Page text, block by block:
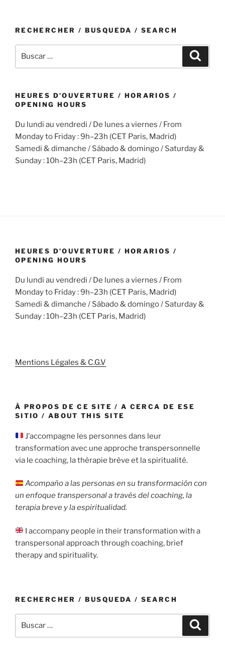
RECHERCHER / BUSQUEDA / SEARCH
por:
HEURES D’OUVERTURE / HORARIOS /
OPENING HOURS
Du lundi au vendredi / De lunes a viernes / From
Monday to Friday : 9h–23h (CET Paris, Madrid)
Samedi & dimanche / Sábado & domingo / Saturday &
Sunday : 10h–23h (CET Paris, Madrid)
HEURES D’OUVERTURE / HORARIOS /
OPENING HOURS
Du lundi au vendredi / De lunes a viernes / From
Monday to Friday : 9h–23h (CET Paris, Madrid)
Samedi & dimanche / Sábado & domingo / Saturday &
Sunday : 10h–23h (CET Paris, Madrid)
Mentions Légales & C.G.V
À PROPOS DE CE SITE / A CERCA DE ESE
SITIO / ABOUT THIS SITE
J’accompagne les personnes dans leur
transformation avec une approche transpersonnelle
via le coaching, la thérapie brève et la spiritualité.
Acompaño a las personas en su transformación con
un enfoque transpersonal a través del coaching, la
terapia breve y la espiritualidad.
I accompany people in their transformation with a
transpersonal approach through coaching, brief
therapy and spirituality.
RECHERCHER / BUSQUEDA / SEARCH
por: